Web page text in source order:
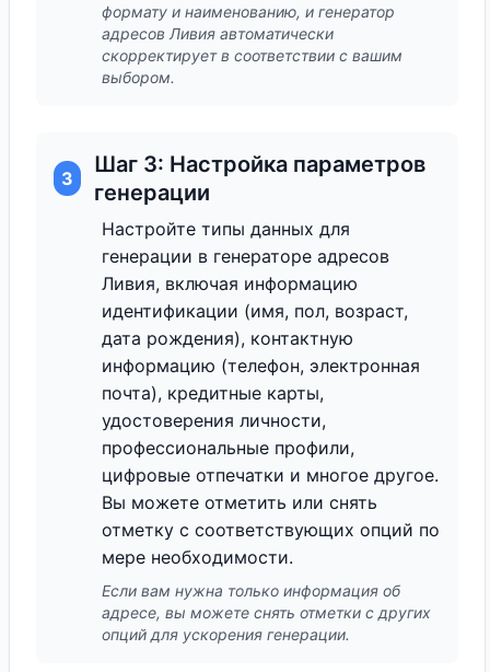
формату и наименованию, и генератор
адресов Ливия автоматически
скорректирует в соответствии с вашим
выбором.
3
Шаг 3: Настройка параметров
генерации
Настройте типы данных для
генерации в генераторе адресов
Ливия, включая информацию
идентификации (имя, пол, возраст,
дата рождения), контактную
информацию (телефон, электронная
почта), кредитные карты,
удостоверения личности,
профессиональные профили,
цифровые отпечатки и многое другое.
Вы можете отметить или снять
отметку с соответствующих опций по
мере необходимости.
Если вам нужна только информация об
адресе, вы можете снять отметки с других
опций для ускорения генерации.